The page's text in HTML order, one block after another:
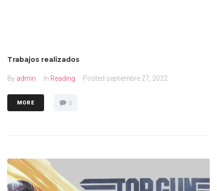
Trabajos realizados
By admin In Reading Posted septiembre 27, 2022
MORE 0